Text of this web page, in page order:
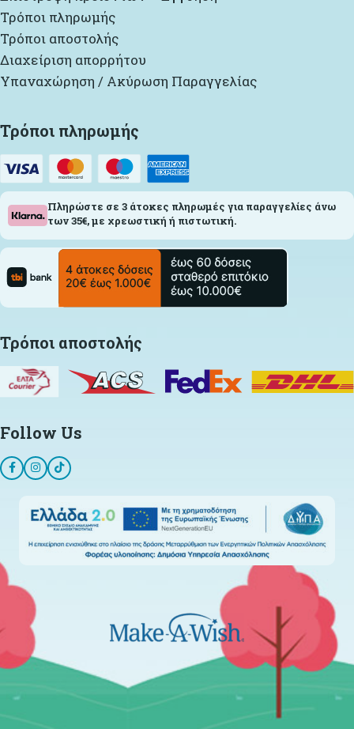
Τρόποι πληρωμής
Τρόποι αποστολής
Διαχείριση απορρήτου
Υπαναχώρηση / Ακύρωση Παραγγελίας
Τρόποι πληρωμής
Πληρώστε σε 3 άτοκες πληρωμές για παραγγελίες άνω
των 35€, με χρεωστική ή πιστωτική.
Τρόποι αποστολής
Follow Us